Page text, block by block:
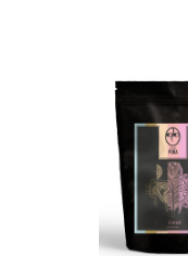
feiner
Limu:
dunkler
Bonga
mit
Lekemti:
Mandeln
mit Ihrer